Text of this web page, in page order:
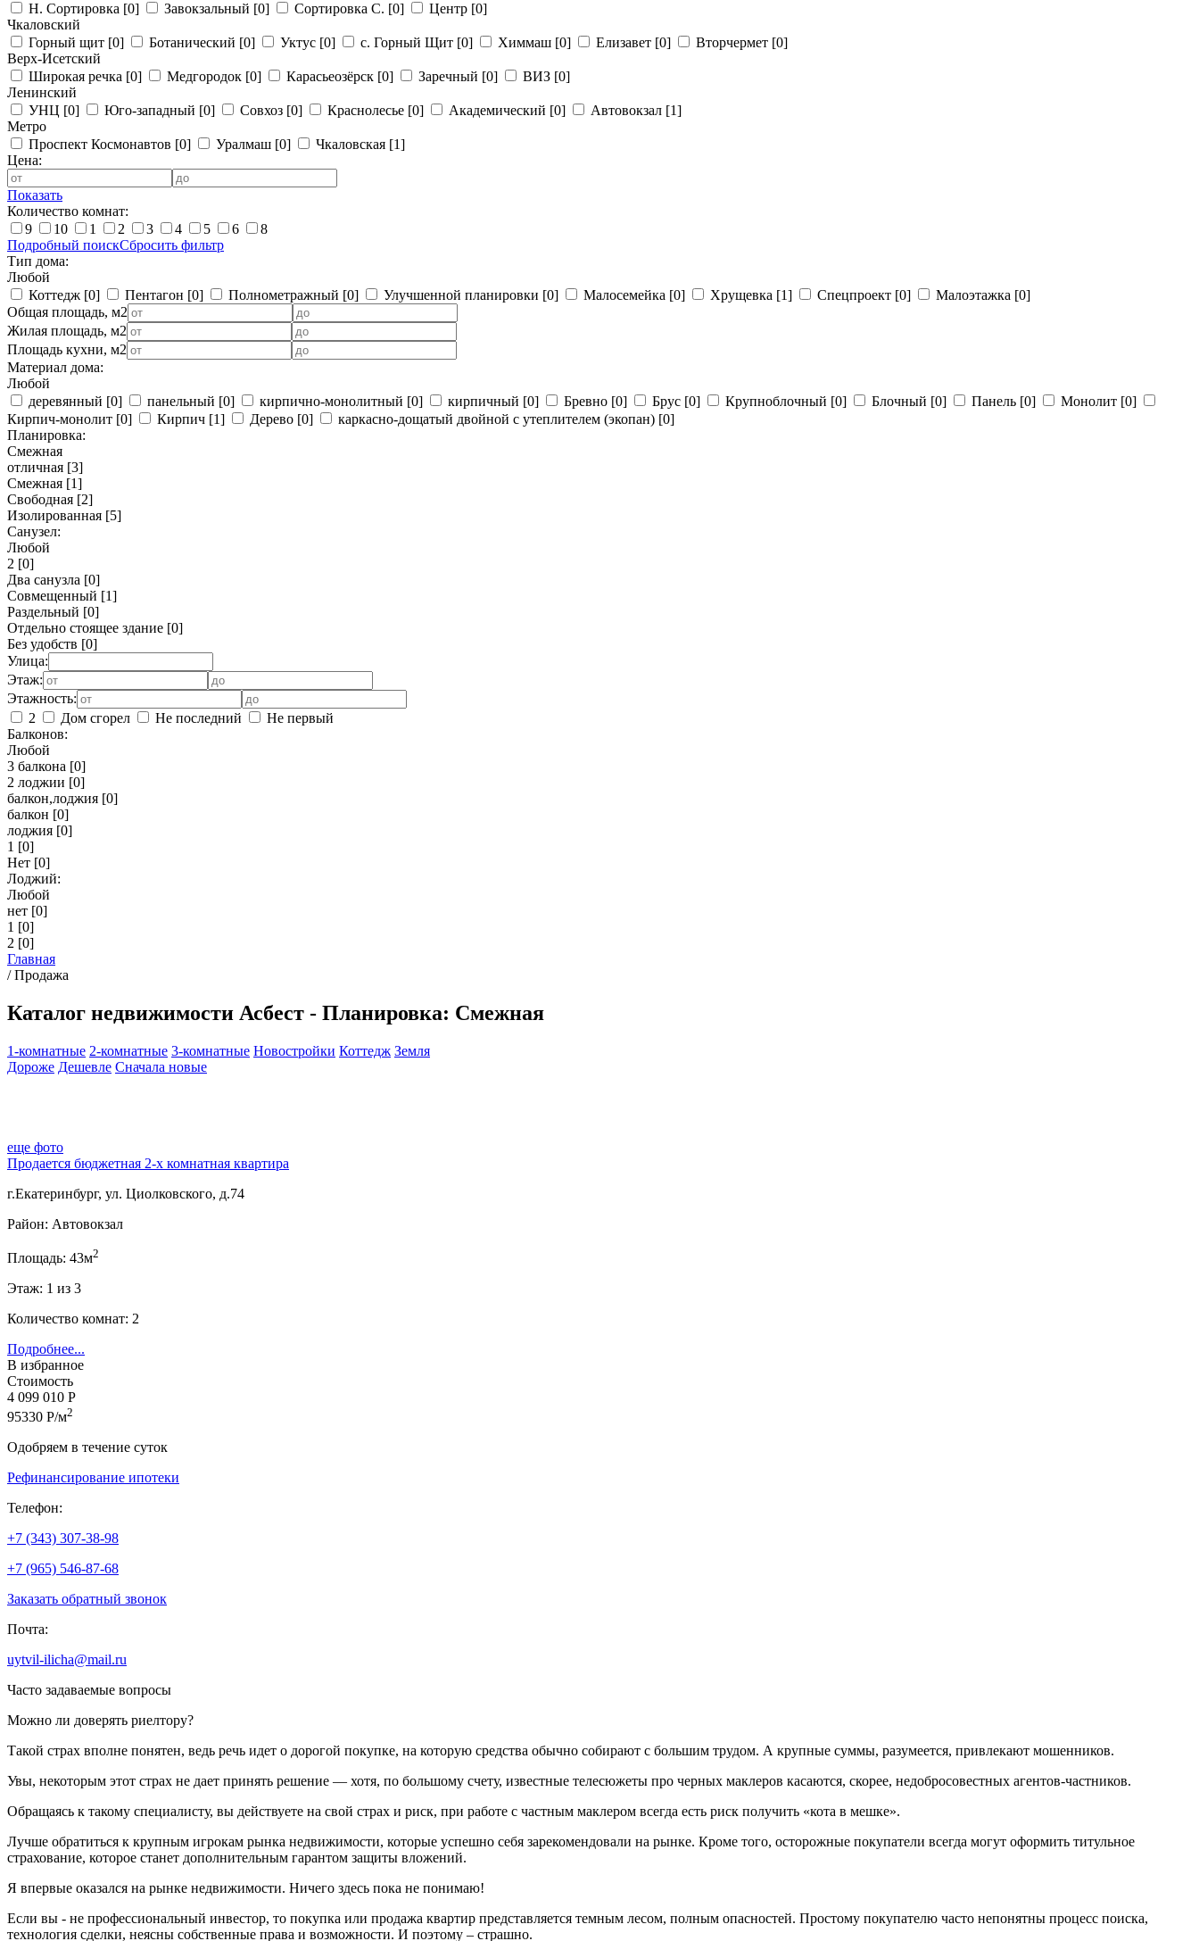
Н. Сортировка [0] Завокзальный [0] Сортировка С. [0] Центр [0]
Чкаловский
Горный щит [0] Ботанический [0] Уктус [0] с. Горный Щит [0] Химмаш [0] Елизавет [0] Вторчермет [0]
Верх-Исетский
Широкая речка [0] Медгородок [0] Карасьеозёрск [0] Заречный [0] ВИЗ [0]
Ленинский
УНЦ [0] Юго-западный [0] Совхоз [0] Краснолесье [0] Академический [0] Автовокзал [1]
Метро
Проспект Космонавтов [0] Уралмаш [0] Чкаловская [1]
Цена:
Показать
Количество комнат:
9
10 1 2 3 4 5 6
8
Подробный поискСбросить фильтр
Тип дома:
Любой
Коттедж [0] Пентагон [0] Полнометражный [0] Улучшенной планировки [0] Малосемейка [0] Хрущевка [1] Спецпроект [0] Малоэтажка [0]
Общая площадь, м2
Жилая площадь, м2
Площадь кухни, м2
Материал дома:
Любой
деревянный [0] панельный [0] кирпично-монолитный [0] кирпичный [0] Бревно [0] Брус [0] Крупноблочный [0] Блочный [0] Панель [0] Монолит [0]
Кирпич-монолит [0] Кирпич [1] Дерево [0] каркасно-дощатый двойной с утеплителем (экопан) [0]
Планировка:
Смежная
отличная [3]
Смежная [1]
Свободная [2]
Изолированная [5]
Санузел:
Любой
2 [0]
Два санузла [0]
Совмещенный [1]
Раздельный [0]
Отдельно стоящее здание [0]
Без удобств [0]
Улица:
Этаж:
Этажность:
2
Дом сгорел Не последний
Не первый
Балконов:
Любой
3 балкона [0]
2 лоджии [0]
балкон,лоджия [0]
балкон [0]
лоджия [0]
1 [0]
Нет [0]
Лоджий:
Любой
нет [0]
1 [0]
2 [0]
Главная
/Продажа
Каталог недвижимости Асбест - Планировка: Смежная
1-комнатные 2-комнатные 3-комнатные Новостройки Коттедж Земля
Дороже Дешевле Сначала новые
еще фото
Продается бюджетная 2-х комнатная квартира
г.Екатеринбург, ул. Циолковского, д.74
Район: Автовокзал
Площадь: 43м2
Этаж: 1 из 3
Количество комнат: 2
Подробнее...
В избранное
Стоимость
4 099 010 Р
95330 Р/м2
Одобряем в течение суток
Рефинансирование ипотеки
Телефон:
+7 (343) 307-38-98
+7 (965) 546-87-68
Заказать обратный звонок
Почта:
uytvil-ilicha@mail.ru
Часто задаваемые вопросы
Можно ли доверять риелтору?
Такой страх вполне понятен, ведь речь идет о дорогой покупке, на которую средства обычно собирают с большим трудом. А крупные суммы, разумеется, привлекают мошенников.
Увы, некоторым этот страх не дает принять решение — хотя, по большому счету, известные телесюжеты про черных маклеров касаются, скорее, недобросовестных агентов-частников.
Обращаясь к такому специалисту, вы действуете на свой страх и риск, при работе с частным маклером всегда есть риск получить «кота в мешке».
Лучше обратиться к крупным игрокам рынка недвижимости, которые успешно себя зарекомендовали на рынке. Кроме того, осторожные покупатели всегда могут оформить титульное
страхование, которое станет дополнительным гарантом защиты вложений.
Я впервые оказался на рынке недвижимости. Ничего здесь пока не понимаю!
Если вы - не профессиональный инвестор, то покупка или продажа квартир представляется темным лесом, полным опасностей. Простому покупателю часто непонятны процесс поиска,
технология сделки, неясны собственные права и возможности. И поэтому – страшно.